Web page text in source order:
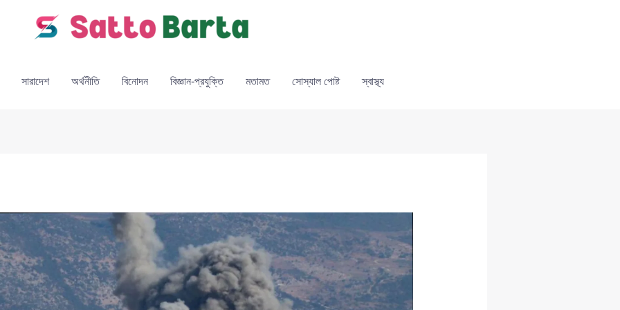
সারাদেশ অর্থনীতি বিনোদন বিজ্ঞান-প্রযুক্তি মতামত সোস্যাল পোষ্ট স্বাস্থ্য